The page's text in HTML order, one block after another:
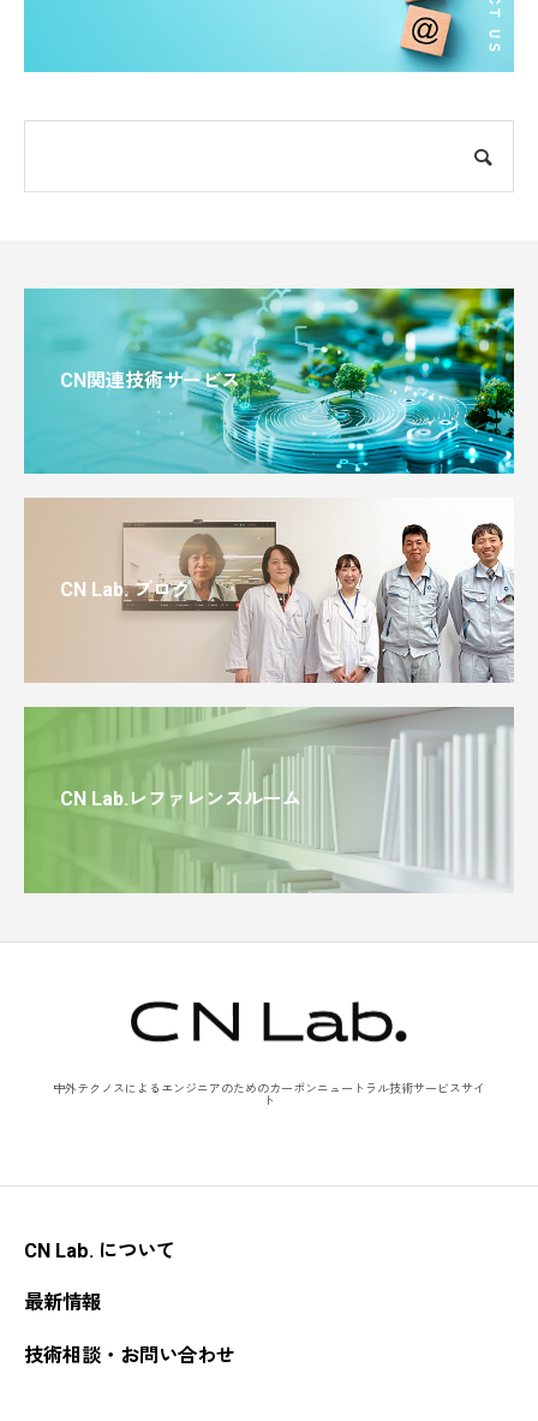
CN関連技術サービス
CN Lab. ブログ
CN Lab.レファレンスルーム
中外テクノスによるエンジニアのためのカーボンニュートラル技術サービスサイ
ト
CN Lab. について
最新情報
技術相談・お問い合わせ